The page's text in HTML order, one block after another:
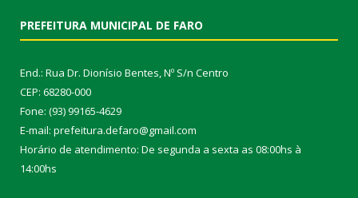
PREFEITURA MUNICIPAL DE FARO
End.: Rua Dr. Dionísio Bentes, Nº S/n Centro
CEP: 68280-000
Fone: (93) 99165-4629
E-mail: prefeitura.defaro@gmail.com
Horário de atendimento: De segunda a sexta as 08:00hs à
14:00hs